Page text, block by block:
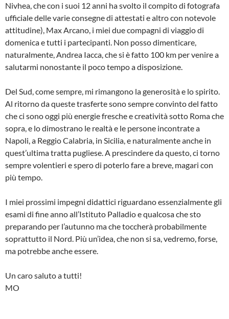
Nivhea, che con i suoi 12 anni ha svolto il compito di fotografa
ufficiale delle varie consegne di attestati e altro con notevole
attitudine), Max Arcano, i miei due compagni di viaggio di
domenica e tutti i partecipanti. Non posso dimenticare,
naturalmente, Andrea Iacca, che si è fatto 100 km per venire a
salutarmi nonostante il poco tempo a disposizione.
Del Sud, come sempre, mi rimangono la generosità e lo spirito.
Al ritorno da queste trasferte sono sempre convinto del fatto
che ci sono oggi più energie fresche e creatività sotto Roma che
sopra, e lo dimostrano le realtà e le persone incontrate a
Napoli, a Reggio Calabria, in Sicilia, e naturalmente anche in
quest’ultima tratta pugliese. A prescindere da questo, ci torno
sempre volentieri e spero di poterlo fare a breve, magari con
più tempo.
I miei prossimi impegni didattici riguardano essenzialmente gli
esami di fine anno all’Istituto Palladio e qualcosa che sto
preparando per l’autunno ma che toccherà probabilmente
soprattutto il Nord. Più un’idea, che non si sa, vedremo, forse,
ma potrebbe anche essere.
Un caro saluto a tutti!
MO